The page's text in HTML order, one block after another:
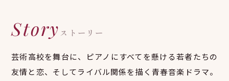
Story ストーリー
芸術高校を舞台に、ピアノにすべてを懸ける若者たちの
友情と恋、そしてライバル関係を描く青春音楽ドラマ。